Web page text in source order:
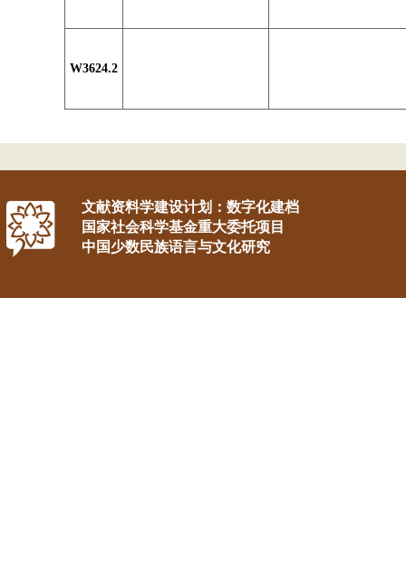
W3624.2
文献资料学建设计划：数字化建档
国家社会科学基金重大委托项目
中国少数民族语言与文化研究